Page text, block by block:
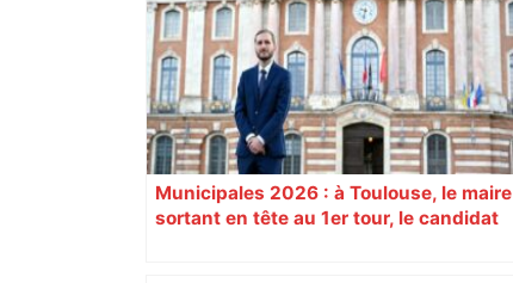
Municipales 2026 : à Toulouse, le maire
sortant en tête au 1er tour, le candidat